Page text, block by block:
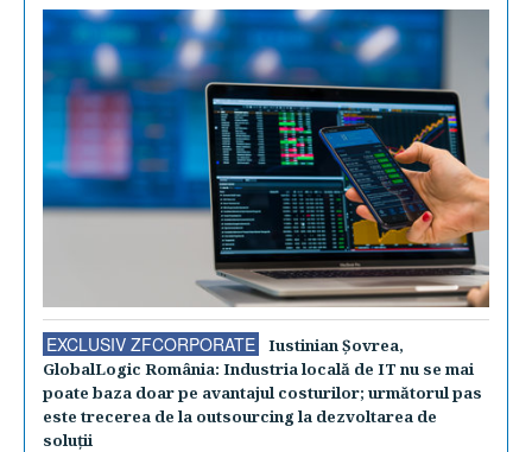
EXCLUSIV ZFCORPORATE
Iustinian Şovrea,
GlobalLogic România: Industria locală de IT nu se mai
poate baza doar pe avantajul costurilor; următorul pas
este trecerea de la outsourcing la dezvoltarea de
soluţii